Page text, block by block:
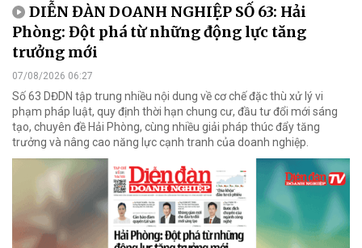
DIỄN ĐÀN DOANH NGHIỆP SỐ 63: Hải
Phòng: Đột phá từ những động lực tăng
trưởng mới
07/08/2026 06:27
Số 63 DĐDN tập trung nhiều nội dung về cơ chế đặc thù xử lý vi
phạm pháp luật, quy định thời hạn chung cư, đầu tư đổi mới sáng
tạo, chuyên đề Hải Phòng, cùng nhiều giải pháp thúc đẩy tăng
trưởng và nâng cao năng lực cạnh tranh của doanh nghiệp.